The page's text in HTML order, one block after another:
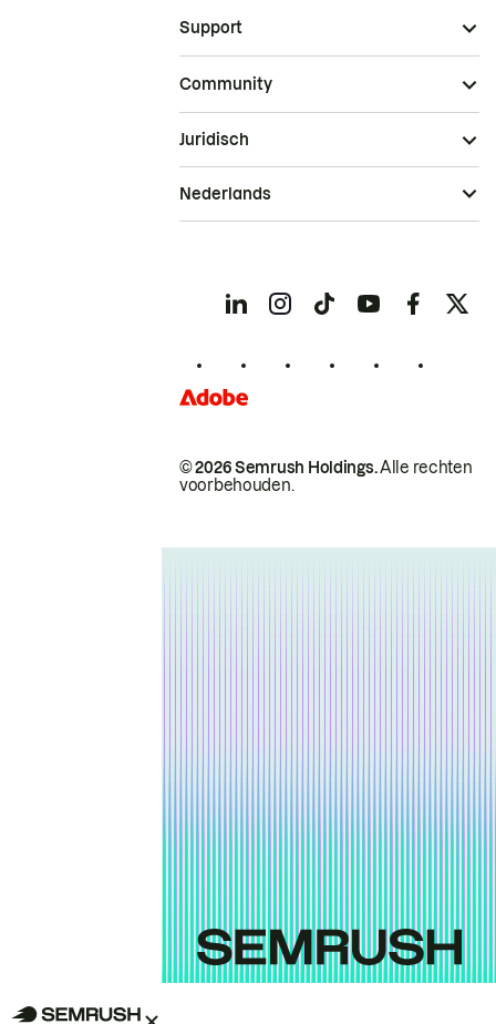
Support
Community
© 2026 Semrush Holdings.Alle rechten
voorbehouden.
Juridisch
Nederlands